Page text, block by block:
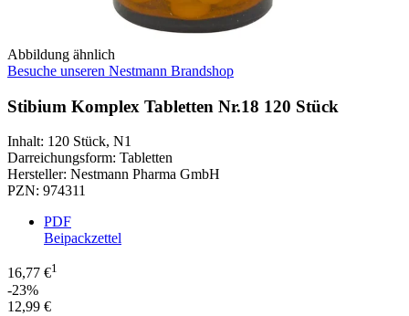
Abbildung ähnlich
Besuche unseren Nestmann Brandshop
Stibium Komplex Tabletten Nr.18 120 Stück
Inhalt: 120 Stück, N1
Darreichungsform: Tabletten
Hersteller: Nestmann Pharma GmbH
PZN: 974311
PDF
Beipackzettel
16,77 €1
-23%
12,99 €